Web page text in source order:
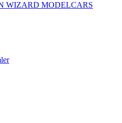
WIZARD MODELCARS